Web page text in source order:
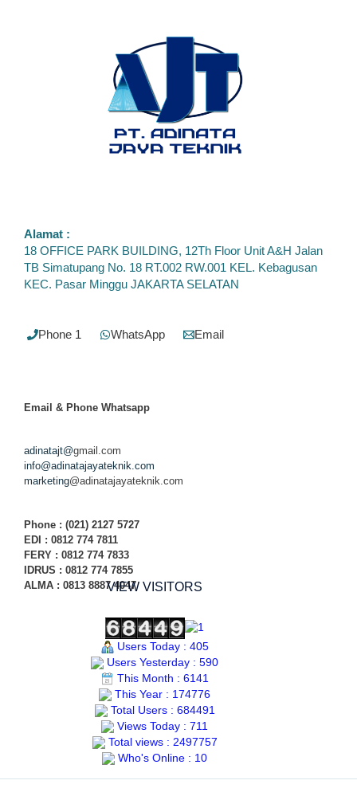
Alamat :
18 OFFICE PARK BUILDING, 12Th Floor Unit A&H Jalan
TB Simatupang No. 18 RT.002 RW.001 KEL. Kebagusan
KEC. Pasar Minggu JAKARTA SELATAN
Phone 1 WhatsApp Email
Email & Phone Whatsapp
adinatajt@gmail.com
info@adinatajayateknik.com
marketing@adinatajayateknik.com
Phone : (021) 2127 5727
EDI : 0812 774 7811
FERY : 0812 774 7833
IDRUS : 0812 774 7855
ALMA : 0813 8887 4047VIEW VISITORS
Users Today : 405
Users Yesterday : 590
This Month : 6141
This Year : 174776
Total Users : 684491
Views Today : 711
Total views : 2497757
Who's Online : 10